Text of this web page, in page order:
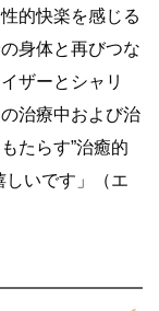
的快楽を感じる
身体と再びつな
ザーとシャリ
治療中および治
たらす”治癒的
しいです」（エ